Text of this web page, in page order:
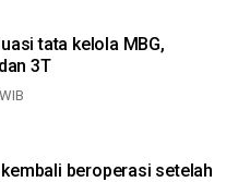
tata kelola MBG,
3T
kembali beroperasi setelah